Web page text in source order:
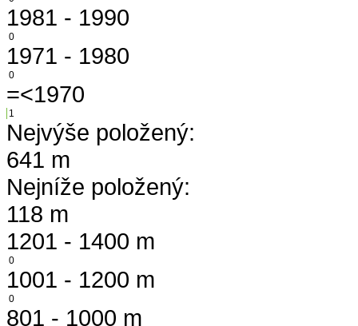
1981 - 1990
0
1971 - 1980
0
=<1970
1
Nejvýše položený:
641 m
Nejníže položený:
118 m
1201 - 1400 m
0
1001 - 1200 m
0
801 - 1000 m